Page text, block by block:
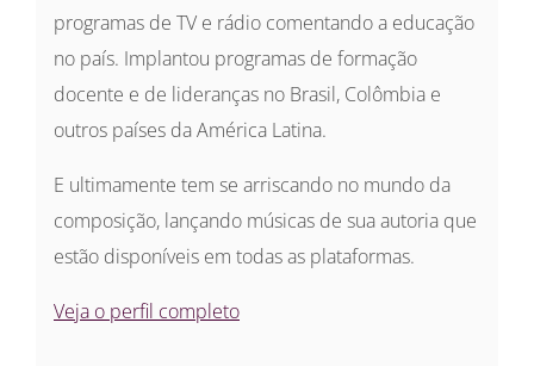
programas de TV e rádio comentando a educação
no país. Implantou programas de formação
docente e de lideranças no Brasil, Colômbia e
outros países da América Latina.
E ultimamente tem se arriscando no mundo da
composição, lançando músicas de sua autoria que
estão disponíveis em todas as plataformas.
Veja o perfil completo